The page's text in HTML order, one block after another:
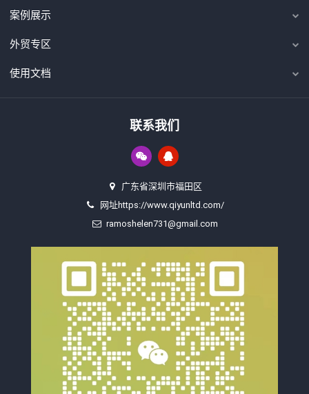
案例展示
外贸专区
使用文档
联系我们
广东省深圳市福田区
网址https://www.qiyunltd.com/
ramoshelen731@gmail.com